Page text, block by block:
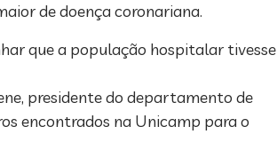
de doença coronariana.
que a população hospitalar tivesse
presidente do departamento de
encontrados na Unicamp para o